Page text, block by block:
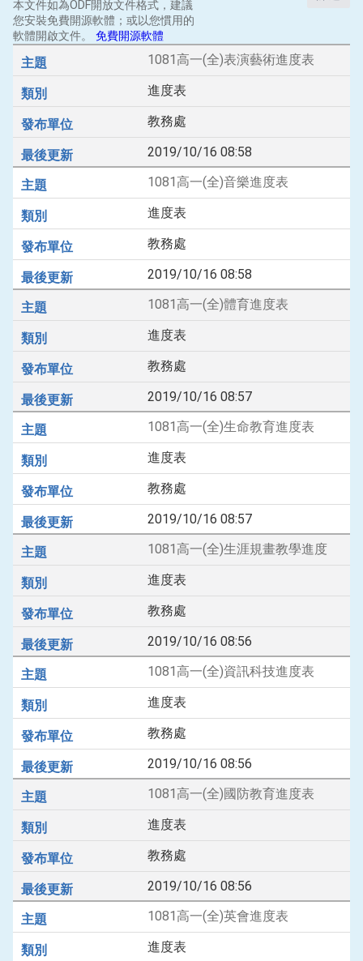
本文件如為ODF開放文件格式，建議
您安裝免費開源軟體；或以您慣用的
軟體開啟文件。 免費開源軟體
1081高一(全)表演藝術進度表
進度表
教務處
2019/10/16 08:58
1081高一(全)音樂進度表
進度表
教務處
2019/10/16 08:58
1081高一(全)體育進度表
進度表
教務處
2019/10/16 08:57
1081高一(全)生命教育進度表
進度表
教務處
2019/10/16 08:57
1081高一(全)生涯規畫教學進度
進度表
教務處
2019/10/16 08:56
1081高一(全)資訊科技進度表
進度表
教務處
2019/10/16 08:56
1081高一(全)國防教育進度表
進度表
教務處
2019/10/16 08:56
1081高一(全)英會進度表
進度表